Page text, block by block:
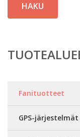
HAKU
Fanituotteet
GPS-järjestelmät